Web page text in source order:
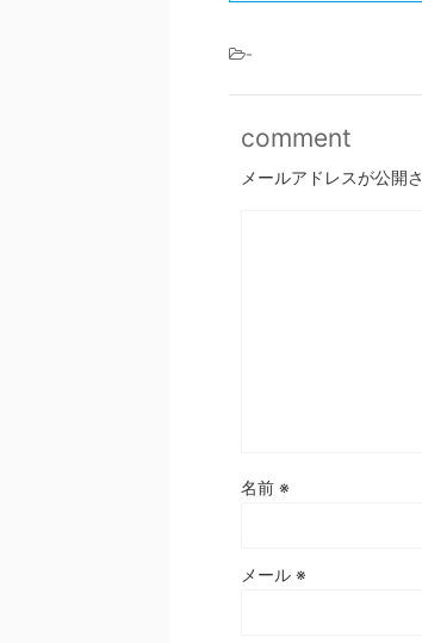
-
comment
メールアドレスが公開
名前 ※
メール ※